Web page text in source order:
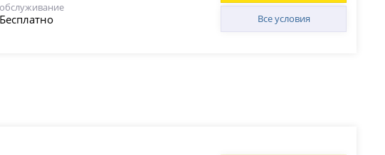
обслуживание
Бесплатно Все условия